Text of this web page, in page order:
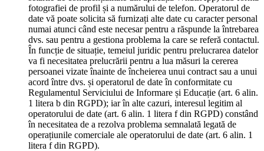
fotografiei de profil și a numărului de telefon. Operatorul de
date vă poate solicita să furnizați alte date cu caracter personal
numai atunci când este necesar pentru a răspunde la întrebarea
dvs. sau pentru a gestiona problema la care se referă contactul.
În funcție de situație, temeiul juridic pentru prelucrarea datelor
va fi necesitatea prelucrării pentru a lua măsuri la cererea
persoanei vizate înainte de încheierea unui contract sau a unui
acord între dvs. și operatorul de date în conformitate cu
Regulamentul Serviciului de Informare și Educație (art. 6 alin.
1 litera b din RGPD); iar în alte cazuri, interesul legitim al
operatorului de date (art. 6 alin. 1 litera f din RGPD) constând
în necesitatea de a rezolva problema semnalată legată de
operațiunile comerciale ale operatorului de date (art. 6 alin. 1
litera f din RGPD).